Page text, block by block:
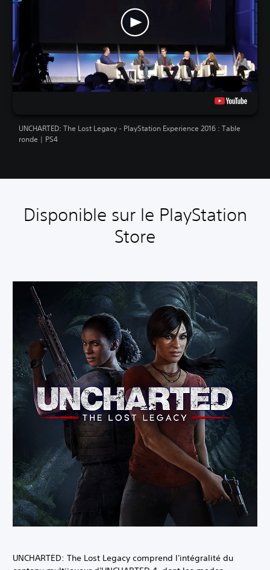
UNCHARTED: The Lost Legacy - PlayStation Experience 2016 : Table
ronde | PS4
Disponible sur le PlayStation
Store
UNCHARTED: The Lost Legacy comprend l'intégralité du